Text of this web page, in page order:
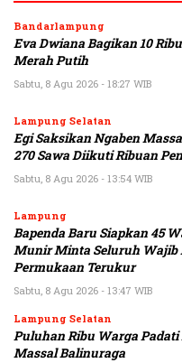
Bandarlampung
Eva Dwiana Bagikan 10
Merah Putih
Sabtu, 8 Agu 2026 - 18:27 WIB
Lampung Selatan
Egi Saksikan Ngaben
270 Sawa Diikuti Ribuan
Sabtu, 8 Agu 2026 - 13:54 WIB
Lampung
Bapenda Baru Siapkan 45
Munir Minta Seluruh Wajib
Permukaan Terukur
Sabtu, 8 Agu 2026 - 13:47 WIB
Lampung Selatan
Puluhan Ribu Warga Padati
Massal Balinuraga